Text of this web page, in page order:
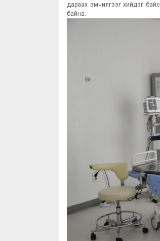
дараах эмчилгээг хийдэг
байна.